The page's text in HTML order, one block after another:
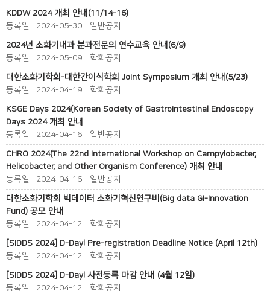
KDDW 2024 개최 안내(11/14-16)
등록일 : 2024-05-30 | 일반공지
2024년 소화기내과 분과전문의 연수교육 안내(6/9)
등록일 : 2024-05-09 | 학회공지
대한소화기학회-대한간이식학회 Joint Symposium 개최 안내(5/23)
등록일 : 2024-04-19 | 학회공지
KSGE Days 2024(Korean Society of Gastrointestinal Endoscopy
Days 2024 개최 안내
등록일 : 2024-04-16 | 일반공지
CHRO 2024(The 22nd International Workshop on Campylobacter,
Helicobacter, and Other Organism Conference) 개최 안내
등록일 : 2024-04-16 | 일반공지
대한소화기학회 빅데이터 소화기혁신연구비(Big data GI-Innovation
Fund) 공모 안내
등록일 : 2024-04-12 | 학회공지
[SIDDS 2024] D-Day! Pre-registration Deadline Notice (April 12th)
등록일 : 2024-04-12 | 학회공지
[SIDDS 2024] D-Day! 사전등록 마감 안내 (4월 12일)
등록일 : 2024-04-12 | 학회공지